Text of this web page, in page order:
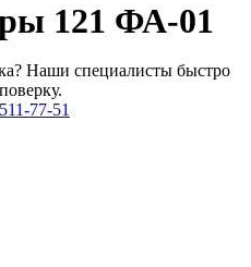
121 ФА-01
Наши специалисты быстро
77-51